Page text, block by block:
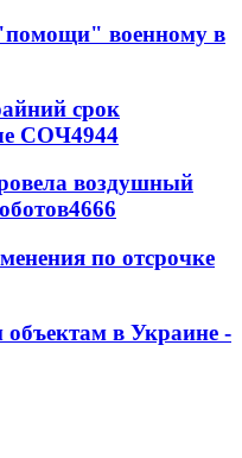
военному в
срок
СОЧ4944
воздушный
4666
по отсрочке
в Украине -